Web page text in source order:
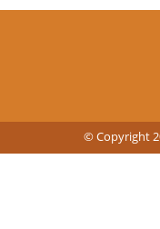
© Copyright